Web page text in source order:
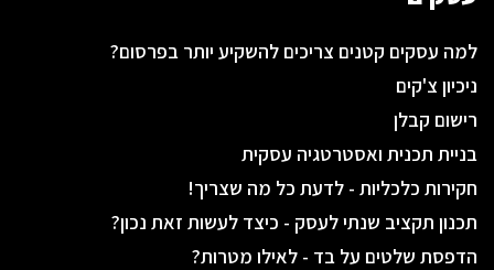
למה עסקים קטנים צריכים להשקיע יותר בפרסום?
ניכיון צ'קים
רישום קבלן
בניית תכנית ואסטרטגיה עסקית
חקירות כלכליות - לדעת כל מה שצריך!
תכנון תקציב שנתי לעסק - כיצד לעשות זאת נכון?
הדפסת שלטים על בד - לאילו מטרות?